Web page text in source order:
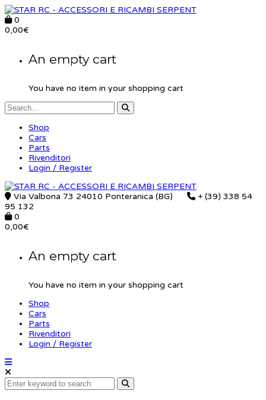
0
0,00€
An empty cart
You have no item in your shopping cart
Shop
Cars
Parts
Rivenditori
Login / Register
Via Valbona 73 24010 Ponteranica (BG)
+ (39) 338 54
95 132
0
0,00€
An empty cart
You have no item in your shopping cart
Shop
Cars
Parts
Rivenditori
Login / Register